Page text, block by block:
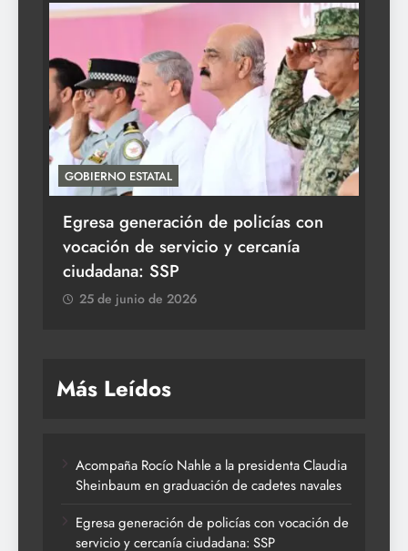
GOBIERNO ESTATAL
Egresa generación de policías con
vocación de servicio y cercanía
ciudadana: SSP
25 de junio de 2026
Más Leídos
Acompaña Rocío Nahle a la presidenta Claudia
Sheinbaum en graduación de cadetes navales
Egresa generación de policías con vocación de
servicio y cercanía ciudadana: SSP